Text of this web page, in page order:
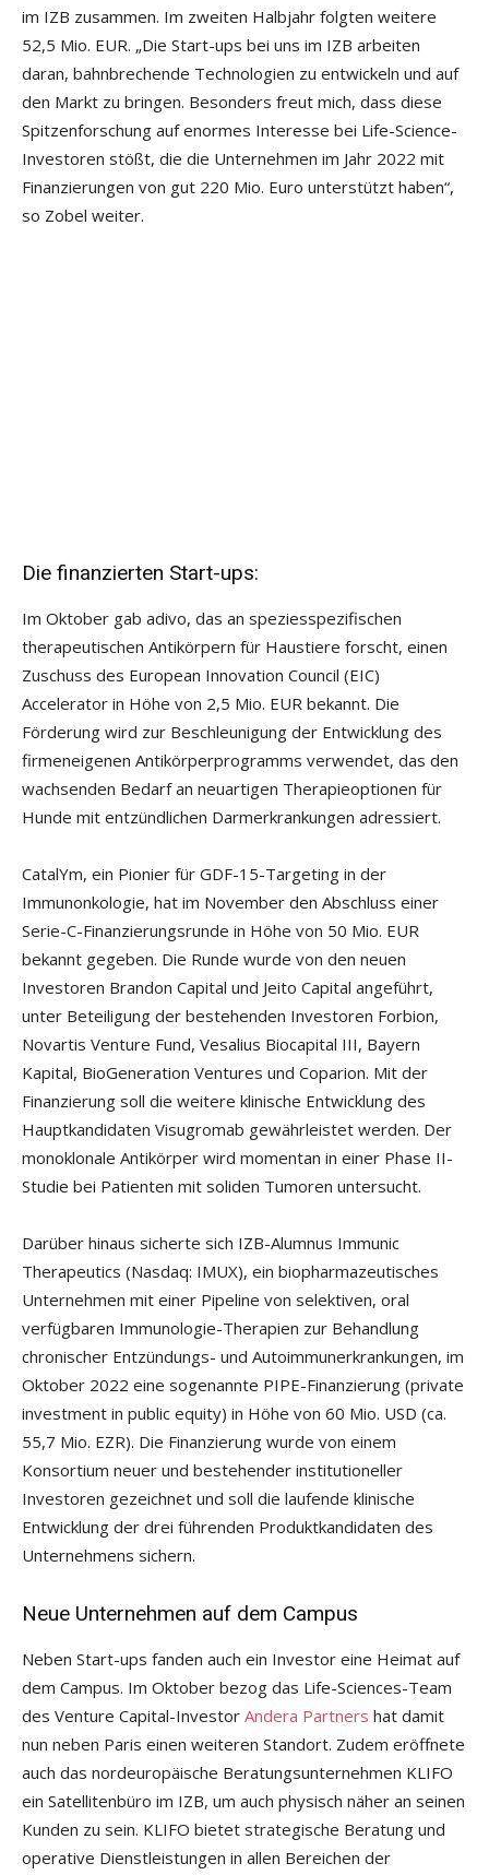
im IZB zusammen. Im zweiten Halbjahr folgten weitere
52,5 Mio. EUR. „Die Start-ups bei uns im IZB arbeiten
daran, bahnbrechende Technologien zu entwickeln und auf
den Markt zu bringen. Besonders freut mich, dass diese
Spitzenforschung auf enormes Interesse bei Life-Science-
Investoren stößt, die die Unternehmen im Jahr 2022 mit
Finanzierungen von gut 220 Mio. Euro unterstützt haben“,
so Zobel weiter.
Die finanzierten Start-ups:
Im Oktober gab adivo, das an speziesspezifischen
therapeutischen Antikörpern für Haustiere forscht, einen
Zuschuss des European Innovation Council (EIC)
Accelerator in Höhe von 2,5 Mio. EUR bekannt. Die
Förderung wird zur Beschleunigung der Entwicklung des
firmeneigenen Antikörperprogramms verwendet, das den
wachsenden Bedarf an neuartigen Therapieoptionen für
Hunde mit entzündlichen Darmerkrankungen adressiert.
CatalYm, ein Pionier für GDF-15-Targeting in der
Immunonkologie, hat im November den Abschluss einer
Serie-C-Finanzierungsrunde in Höhe von 50 Mio. EUR
bekannt gegeben. Die Runde wurde von den neuen
Investoren Brandon Capital und Jeito Capital angeführt,
unter Beteiligung der bestehenden Investoren Forbion,
Novartis Venture Fund, Vesalius Biocapital III, Bayern
Kapital, BioGeneration Ventures und Coparion. Mit der
Finanzierung soll die weitere klinische Entwicklung des
Hauptkandidaten Visugromab gewährleistet werden. Der
monoklonale Antikörper wird momentan in einer Phase II-
Studie bei Patienten mit soliden Tumoren untersucht.
Darüber hinaus sicherte sich IZB-Alumnus Immunic
Therapeutics (Nasdaq: IMUX), ein biopharmazeutisches
Unternehmen mit einer Pipeline von selektiven, oral
verfügbaren Immunologie-Therapien zur Behandlung
chronischer Entzündungs- und Autoimmunerkrankungen, im
Oktober 2022 eine sogenannte PIPE-Finanzierung (private
investment in public equity) in Höhe von 60 Mio. USD (ca.
55,7 Mio. EZR). Die Finanzierung wurde von einem
Konsortium neuer und bestehender institutioneller
Investoren gezeichnet und soll die laufende klinische
Entwicklung der drei führenden Produktkandidaten des
Unternehmens sichern.
Neue Unternehmen auf dem Campus
Neben Start-ups fanden auch ein Investor eine Heimat auf
dem Campus. Im Oktober bezog das Life-Sciences-Team
des Venture Capital-Investor Andera Partners hat damit
nun neben Paris einen weiteren Standort. Zudem eröffnete
auch das nordeuropäische Beratungsunternehmen KLIFO
ein Satellitenbüro im IZB, um auch physisch näher an seinen
Kunden zu sein. KLIFO bietet strategische Beratung und
operative Dienstleistungen in allen Bereichen der